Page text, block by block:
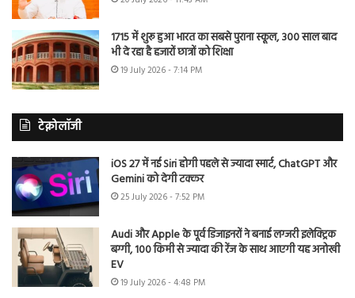
1715 में शुरू हुआ भारत का सबसे पुराना स्कूल, 300 साल बाद
भी दे रहा है हजारों छात्रों को शिक्षा
19 July 2026 - 7:14 PM
टेक्नोलॉजी
iOS 27 में नई Siri होगी पहले से ज्यादा स्मार्ट, ChatGPT और
Gemini को देगी टक्कर
25 July 2026 - 7:52 PM
Audi और Apple के पूर्व डिजाइनरों ने बनाई लग्जरी इलेक्ट्रिक
बग्गी, 100 किमी से ज्यादा की रेंज के साथ आएगी यह अनोखी
EV
19 July 2026 - 4:48 PM